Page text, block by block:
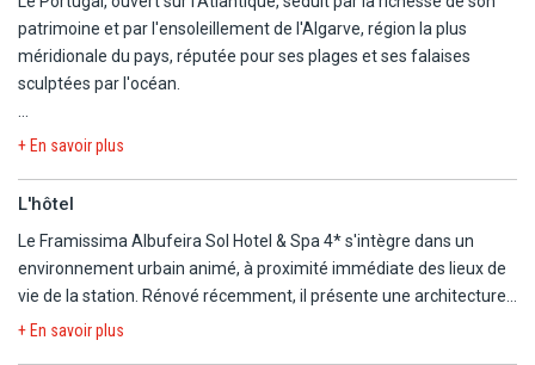
patrimoine et par l'ensoleillement de l'Algarve, région la plus
méridionale du pays, réputée pour ses plages et ses falaises
sculptées par l'océan.
L'hôtel se situe à Albufeira, station balnéaire dynamique d'Algarve
nocturne animée. Il se trouve à environ 1,2 km de Praia da Oura,
850 m des quartiers animés. La rue “The Strip”, bordée de bars et
restaurants, est accessible en quelques minutes à pied. La marina
se situe à 5 km et l'aéroport international de Faro à environ 38 km.
+ En savoir plus
L'hôtel
Le Framissima Albufeira Sol Hotel & Spa 4* s'intègre dans un
environnement urbain animé, à proximité immédiate des lieux de
vie de la station. Rénové récemment, il présente une architecture
contemporaine répartie sur quatre étages, organisée autour des
+ En savoir plus